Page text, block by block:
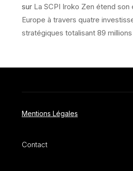
sur La SCPI Iroko Zen étend son
Europe à travers quatre
stratégiques totalisant 89 millions
Mentions Légales
Contact